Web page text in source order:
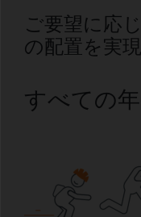
ご要望に応
の配置を実
すべての